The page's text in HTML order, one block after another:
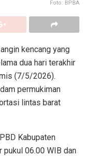
Foto: BPBA
kencang yang
dua hari terakhir
(7/5/2026).
permukiman
lintas barat
Kabupaten
pukul 06.00 WIB dan